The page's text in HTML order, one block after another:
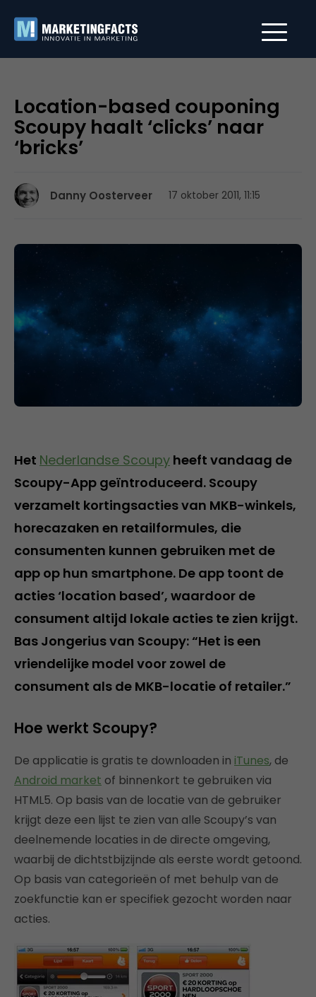
Location-based couponing
Scoupy haalt ‘clicks’ naar
‘bricks’
Danny Oosterveer 17 oktober 2011, 11:15
Het Nederlandse Scoupy heeft vandaag de
Scoupy-App geïntroduceerd. Scoupy
verzamelt kortingsacties van MKB-winkels,
horecazaken en retailformules, die
consumenten kunnen gebruiken met de
app op hun smartphone. De app toont de
acties ‘location based’, waardoor de
consument altijd lokale acties te zien krijgt.
Bas Jongerius van Scoupy: “Het is een
vriendelijke model voor zowel de
consument als de MKB-locatie of retailer.”
Hoe werkt Scoupy?
De applicatie is gratis te downloaden in iTunes, de
Android market of binnenkort te gebruiken via
HTML5. Op basis van de locatie van de gebruiker
krijgt deze een lijst te zien van alle Scoupy’s van
deelnemende locaties in de directe omgeving,
waarbij de dichtstbijzijnde als eerste wordt getoond.
Op basis van categorieën of met behulp van de
zoekfunctie kan er specifiek gezocht worden naar
acties.